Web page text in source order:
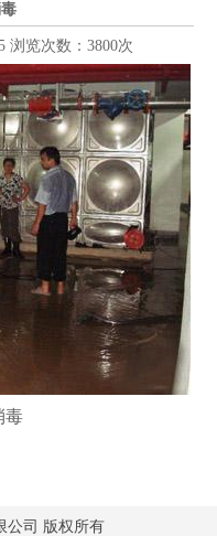
浏览次数：3800次
毒
公司 版权所有